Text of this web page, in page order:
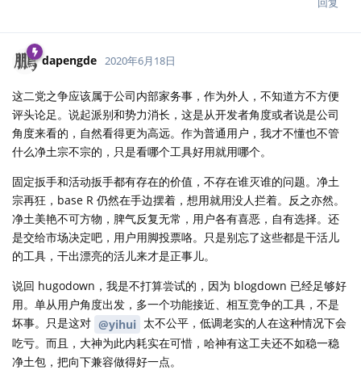
dapengde 2020年6月18日
这二党之争应该属于公司内部家务事，作为外人，不知道方不方便
评头论足。说起派别和势力消长，这是从开发者角度或者说是公司
角度来看的，自然看得更为高远。作为普通用户，我才不懂也不管
什么净土宗不宗的，只是看哪个工具好用就用哪个。
固定扳手和活动扳手都有存在的价值，不存在谁灭谁的问题。净土
宗再狂，base R 仍然在手边摆着，想用就用没人拦着。反之亦然。
净土美艳不可方物，脾气反复无常，用户各有喜恶，自有选择。还
是交给市场决定吧，用户用脚投票咯。只是别忘了这些都是干活儿
的工具，干出漂亮的活儿来才是正事儿。
说回 hugodown，我是不打算尝试的，因为 blogdown 已经足够好
用。单从用户角度出发，多一个功能接近、相互竞争的工具，不是
坏事。只是这对 @yihui 太不公平，低调老实的人在这种情况下会
吃亏。而且，大神为此内耗实在可惜，哈神有这工夫还不如稳一稳
净土包，把向下兼容做得好一点。